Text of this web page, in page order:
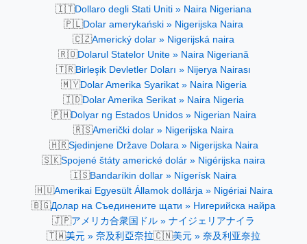
🇮🇹Dollaro degli Stati Uniti » Naira Nigeriana
🇵🇱Dolar amerykański » Nigerijska Naira
🇨🇿Americký dolar » Nigerijská naira
🇷🇴Dolarul Statelor Unite » Naira Nigeriană
🇹🇷Birleşik Devletler Doları » Nijerya Nairası
🇲🇾Dolar Amerika Syarikat » Naira Nigeria
🇮🇩Dolar Amerika Serikat » Naira Nigeria
🇵🇭Dolyar ng Estados Unidos » Nigerian Naira
🇷🇸Američki dolar » Nigerijska Naira
🇭🇷Sjedinjene Države Dolara » Nigerijska Naira
🇸🇰Spojené štáty americké dolár » Nigérijska naira
🇮🇸Bandaríkin dollar » Nígerísk Naira
🇭🇺Amerikai Egyesült Államok dollárja » Nigériai Naira
🇧🇬Долар на Съединените щати » Нигерийска найра
🇯🇵アメリカ合衆国ドル » ナイジェリアナイラ
🇹🇼美元 » 奈及利亞奈拉🇨🇳美元 » 奈及利亚奈拉